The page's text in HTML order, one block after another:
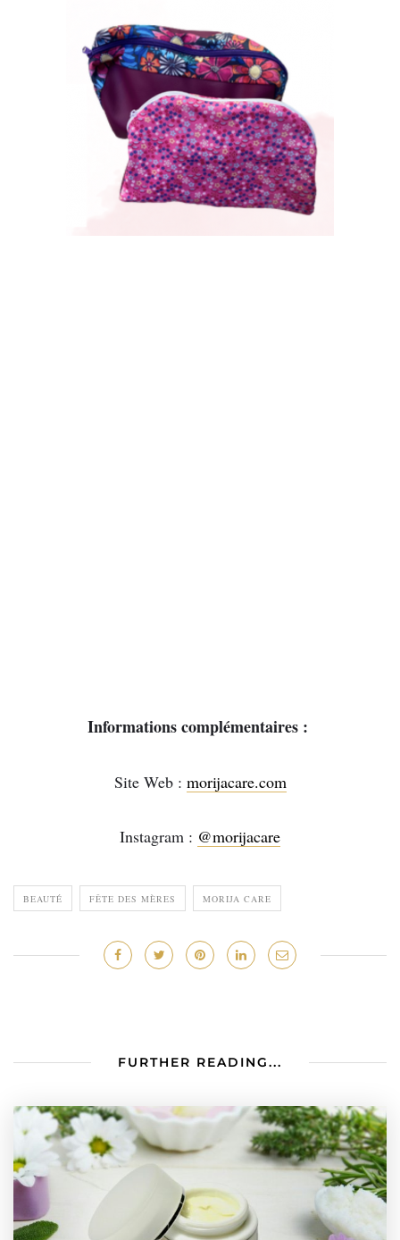
Informations complémentaires :
Site Web : morijacare.com
Instagram : @morijacare
BEAUTÉ FÊTE DES MÈRES MORIJA CARE
FURTHER READING...